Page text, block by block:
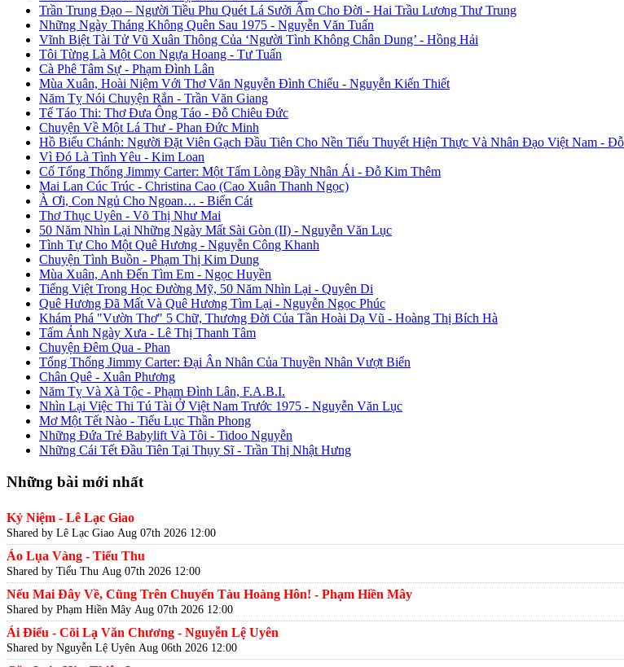
Trần Trung Đạo – Người Tiều Phu Quét Lá Sưởi Ấm Cho Đời - Hai Trầu Lương Thư Trung
Những Ngày Tháng Không Quên Sau 1975 - Nguyễn Văn Tuấn
Vĩnh Biệt Tài Tử Vũ Xuân Thông Của ‘Người Tình Không Chân Dung’ - Hồng Hải
Tôi Từng Là Một Con Ngựa Hoang - Tư Tuấn
Cà Phê Tâm Sự - Phạm Đình Lân
Mùa Xuân, Hoài Niệm Với Thơ Văn Nguyễn Đình Chiểu - Nguyễn Kiến Thiết
Năm Tỵ Nói Chuyện Rắn - Trần Văn Giang
Tế Táo Thi: Thơ Đưa Ông Táo - Đỗ Chiêu Đức
Chuyện Về Một Lá Thư - Phan Đức Minh
Hồ Biểu Chánh: Người Đặt Viên Gạch Đầu Tiên Cho Nền Tiểu Thuyết Hiện Thực Và Nhân Đạo Việt Nam -
Vì Đó Là Tình Yêu - Kim Loan
Cố Tổng Thống Jimmy Carter: Một Tấm Lòng Đầy Nhân Ái - Đỗ Kim Thêm
Mai Lan Cúc Trúc - Christina Cao (Cao Xuân Thanh Ngọc)
À Ơi, Con Ngủ Cho Ngoan… - Biển Cát
Thơ Thục Uyên - Võ Thị Như Mai
50 Năm Nhìn Lại Những Ngày Mất Sài Gòn (II) - Nguyễn Văn Lục
Tình Tự Cho Một Quê Hương - Nguyễn Công Khanh
Chuyện Tình Buồn - Phạm Thị Kim Dung
Mùa Xuân, Anh Đến Tìm Em - Ngọc Huyền
Tiếng Việt Trong Học Đường Mỹ, 50 Năm Nhìn Lại - Quyên Di
Quê Hương Đã Mất Và Quê Hương Tìm Lại - Nguyễn Ngọc Phúc
Khám Phá "Vườn Thơ" 5 Chữ, Thương Đời Của Tần Hoài Dạ Vũ - Hoàng Thị Bích Hà
Tấm Ảnh Ngày Xưa - Lê Thị Thanh Tâm
Chuyện Đêm Qua - Phan
Tổng Thống Jimmy Carter: Đại Ân Nhân Của Thuyền Nhân Vượt Biển
Chân Quê - Xuân Phương
Năm Tỵ Và Xà Tộc - Phạm Đình Lân, F.A.B.I.
Nhìn Lại Việc Thi Tú Tài Ở Việt Nam Trước 1975 - Nguyễn Văn Lục
Mơ Một Tết Nào - Tiểu Lục Thần Phong
Những Đứa Trẻ Babylift Và Tôi - Tidoo Nguyễn
Những Cái Tết Đầu Tiên Tại Thụy Sĩ - Trần Thị Nhật Hưng
Những bài mới nhất
Kỷ Niệm - Lê Lạc Giao
Shared by Lê Lạc Giao Aug 07th 2026 12:00
Áo Lụa Vàng - Tiểu Thu
Shared by Tiểu Thu Aug 07th 2026 12:00
Nếu Mai Đây Về, Cũng Trên Chuyến Tàu Hoàng Hôn! - Phạm Hiền Mây
Shared by Phạm Hiền Mây Aug 07th 2026 12:00
Ái Điểu - Cõi Lạ Văn Chương - Nguyễn Lệ Uyên
Shared by Nguyễn Lệ Uyên Aug 06th 2026 12:00